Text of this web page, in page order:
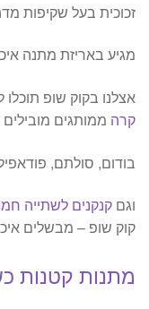
זכוכית בעל שקיפות
מגיע באריזת מתנה
אצלנו בקוק שופ תוכלו
קרה ממותגים מובילים
בודום, סולתם,
וגם קנקנים לשתייה
קוק שופ – מבשלים
מתנות קטנות